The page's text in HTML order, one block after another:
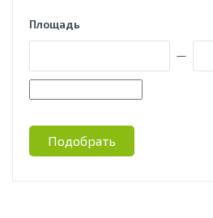
Площадь
—
Подобрать